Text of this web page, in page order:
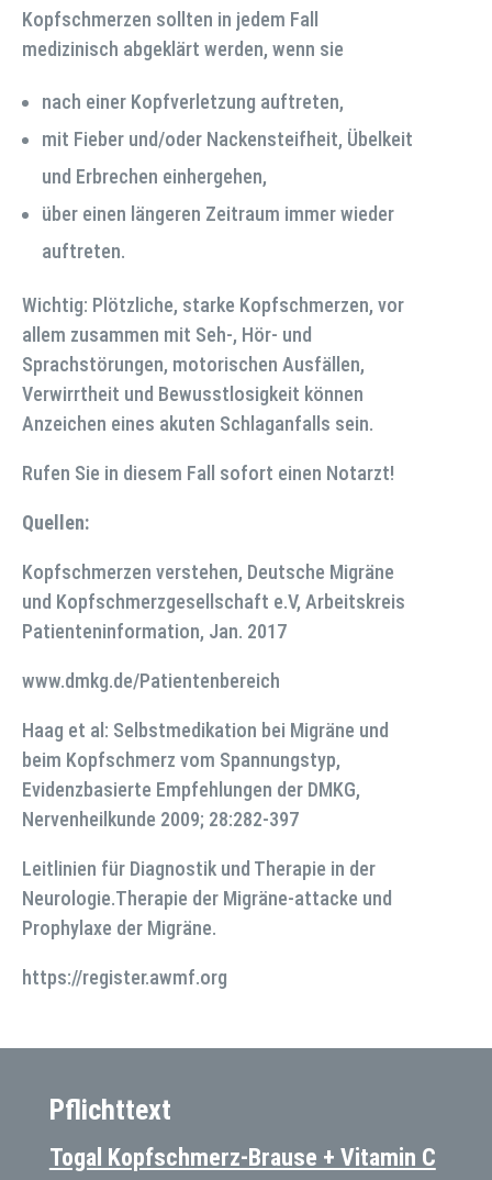
Kopfschmerzen sollten in jedem Fall
medizinisch abgeklärt werden, wenn sie
nach einer Kopfverletzung auftreten,
mit Fieber und/oder Nackensteifheit, Übelkeit
und Erbrechen einhergehen,
über einen längeren Zeitraum immer wieder
auftreten.
Wichtig: Plötzliche, starke Kopfschmerzen, vor
allem zusammen mit Seh-, Hör- und
Sprachstörungen, motorischen Ausfällen,
Verwirrtheit und Bewusstlosigkeit können
Anzeichen eines akuten Schlaganfalls sein.
Rufen Sie in diesem Fall sofort einen Notarzt!
Quellen:
Kopfschmerzen verstehen, Deutsche Migräne
und Kopfschmerzgesellschaft e.V, Arbeitskreis
Patienteninformation, Jan. 2017
www.dmkg.de/Patientenbereich
Haag et al: Selbstmedikation bei Migräne und
beim Kopfschmerz vom Spannungstyp,
Evidenzbasierte Empfehlungen der DMKG,
Nervenheilkunde 2009; 28:282-397
Leitlinien für Diagnostik und Therapie in der
Neurologie.Therapie der Migräne-attacke und
Prophylaxe der Migräne.
https://register.awmf.org
Pflichttext
Togal Kopfschmerz-Brause + Vitamin C